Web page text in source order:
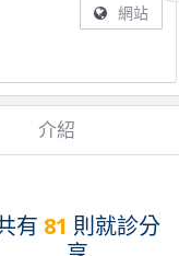
網站
介紹
有 81 則就診分